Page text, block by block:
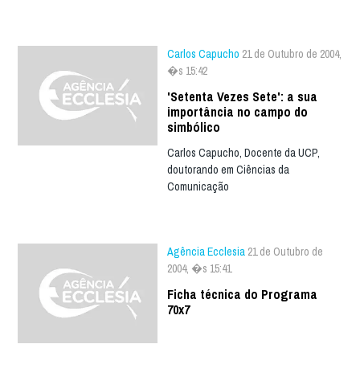
Carlos Capucho 21 de Outubro de 2004,
�s 15:42
'Setenta Vezes Sete': a sua
importância no campo do
simbólico
Carlos Capucho, Docente da UCP,
doutorando em Ciências da
Comunicação
Agência Ecclesia 21 de Outubro de
2004, �s 15:41
Ficha técnica do Programa
70x7